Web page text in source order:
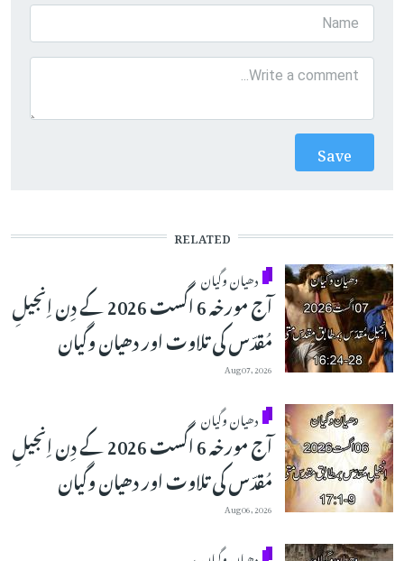
RELATED
دھیان وگیان
آج مورخہ 6 اگست 2026 کے دِن اِنجیلِ
مُقدّس کی تلاوت اور دھیان وگیان
Aug 07, 2026
دھیان وگیان
آج مورخہ 6 اگست 2026 کے دِن اِنجیلِ
مُقدّس کی تلاوت اور دھیان وگیان
Aug 06, 2026